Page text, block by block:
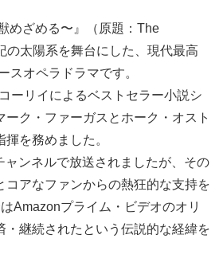
めざめる〜』（原題：The
の太陽系を舞台にした、現代最高
スオペラドラマです。
ーリイによるベストセラー小説シ
ーク・ファーガスとホーク・オスト
を務めました。
ャンネルで放送されましたが、その
コアなファンからの熱狂的な支持を
Amazonプライム・ビデオのオリ
・継続されたという伝説的な経緯を